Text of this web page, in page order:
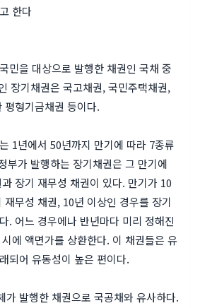
한다
민을 대상으로 발행한 채권인 국채 중
장기채권은 국고채권, 국민주택채권,
평형기금채권 등이다.
1년에서 50년까지 만기에 따라 7종류
부가 발행하는 장기채권은 그 만기에
장기 재무성 채권이 있다. 만기가 10
재무성 채권, 10년 이상인 경우를 장기
. 어느 경우에나 반년마다 미리 정해진
에 액면가를 상환한다. 이 채권들은 유
되어 유동성이 높은 편이다.
가 발행한 채권으로 국공채와 유사하다.